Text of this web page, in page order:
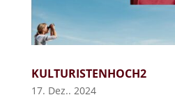
KULTURISTENHOCH2
17. Dez.. 2024